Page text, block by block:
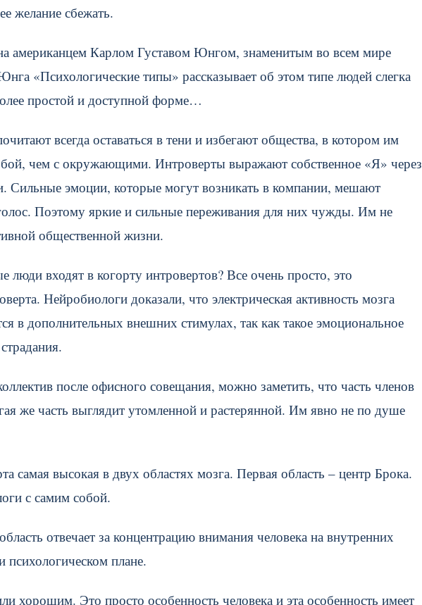
желание сбежать.
американцем Карлом Густавом Юнгом, знаменитым во всем мире
«Психологические типы» рассказывает об этом типе людей слегка
простой и доступной форме…
всегда оставаться в тени и избегают общества, в котором им
чем с окружающими. Интроверты выражают собственное «Я» через
Сильные эмоции, которые могут возникать в компании, мешают
Поэтому яркие и сильные переживания для них чужды. Им не
общественной жизни.
входят в когорту интровертов? Все очень просто, это
Нейробиологи доказали, что электрическая активность мозга
в дополнительных внешних стимулах, так как такое эмоциональное
после офисного совещания, можно заметить, что часть членов
же часть выглядит утомленной и растерянной. Им явно не по душе
самая высокая в двух областях мозга. Первая область – центр Брока.
с самим собой.
отвечает за концентрацию внимания человека на внутренних
психологическом плане.
хорошим. Это просто особенность человека и эта особенность имеет